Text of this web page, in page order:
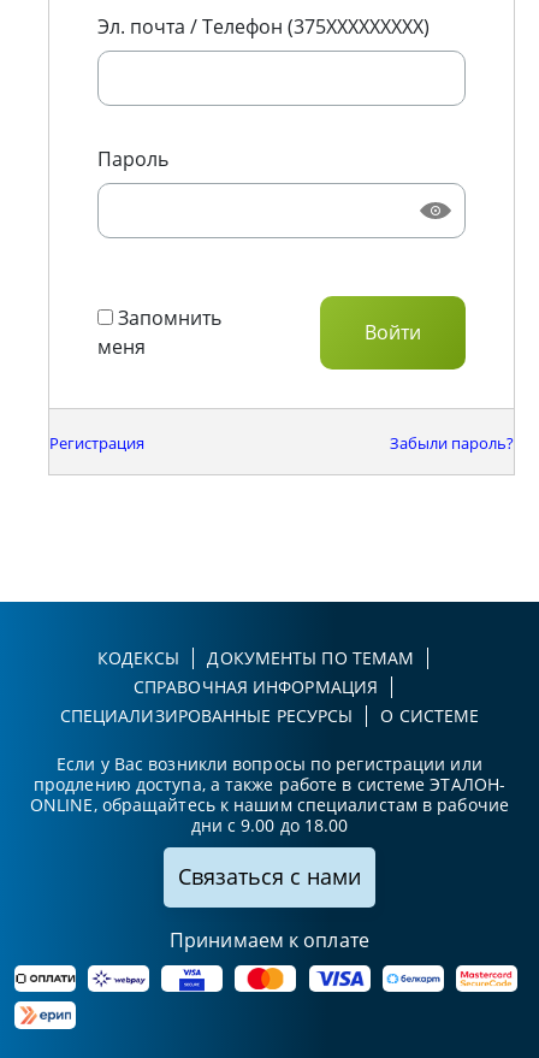
Эл. почта / Телефон (375XXXXXXXXX)
Пароль
Запомнить
меня
Регистрация Забыли пароль?
КОДЕКСЫ
ДОКУМЕНТЫ ПО ТЕМАМ
СПРАВОЧНАЯ ИНФОРМАЦИЯ
СПЕЦИАЛИЗИРОВАННЫЕ РЕСУРСЫ
О СИСТЕМЕ
Если у Вас возникли вопросы по регистрации или
продлению доступа, а также работе в системе ЭТАЛОН-
ONLINE, обращайтесь к нашим специалистам в рабочие
дни с 9.00 до 18.00
Связаться с нами
Принимаем к оплате